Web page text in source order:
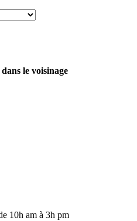
le voisinage
10h am à 3h pm